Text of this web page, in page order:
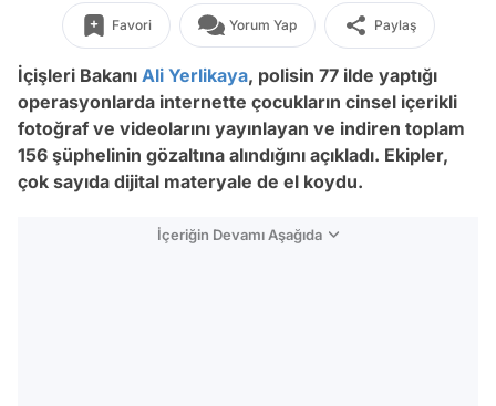
Favori Yorum Yap Paylaş
İçişleri Bakanı Ali Yerlikaya, polisin 77 ilde yaptığı
operasyonlarda internette çocukların cinsel içerikli
fotoğraf ve videolarını yayınlayan ve indiren toplam
156 şüphelinin gözaltına alındığını açıkladı. Ekipler,
çok sayıda dijital materyale de el koydu.
İçeriğin Devamı Aşağıda